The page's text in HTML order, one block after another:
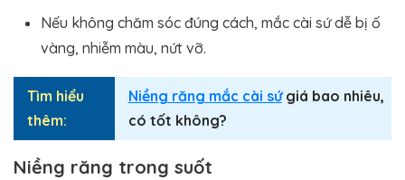
Nếu không chăm sóc đúng cách, mắc cài sứ dễ bị ố
vàng, nhiễm màu, nứt vỡ.
Tìm hiểu
thêm:
Niềng răng mắc cài sứgiá bao nhiêu,
có tốt không?
Niềng răng trong suốt